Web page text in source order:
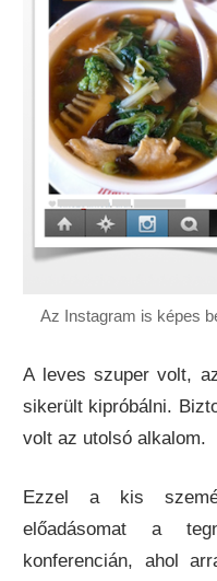
Az Instagram is képes
A leves szuper volt,
sikerült kipróbálni.
volt az utolsó alkalom.
Ezzel a kis
előadásomat a
konferencián, ahol